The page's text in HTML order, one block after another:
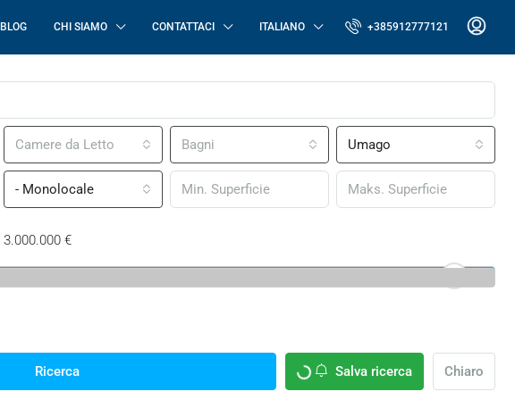
BLOG CHI SIAMO CONTATTACI ITALIANO +385912777121
Camere da Letto Bagni Umago
- Monolocale
3.000.000 €
Ricerca Salva ricerca Chiaro